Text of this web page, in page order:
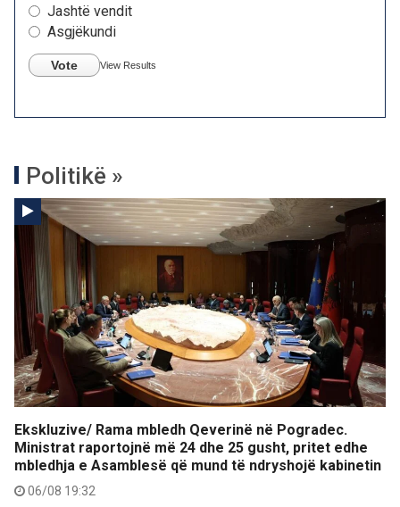
Jashtë vendit
Asgjëkundi
Vote View Results
Politikë »
Ekskluzive/ Rama mbledh Qeverinë në Pogradec.
Ministrat raportojnë më 24 dhe 25 gusht, pritet edhe
mbledhja e Asamblesë që mund të ndryshojë kabinetin
06/08 19:32